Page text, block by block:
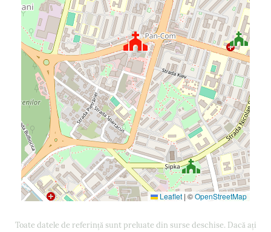
Leaflet | ©OpenStreetMap
Toate datele de referință sunt preluate din surse deschise. Dacă ați